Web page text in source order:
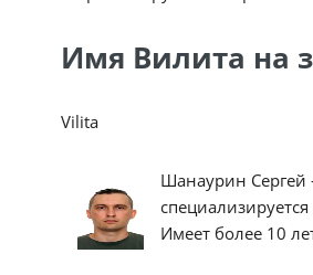
Имя Вилита на
Vilita
Шанаурин Сергей
Имеет более 10